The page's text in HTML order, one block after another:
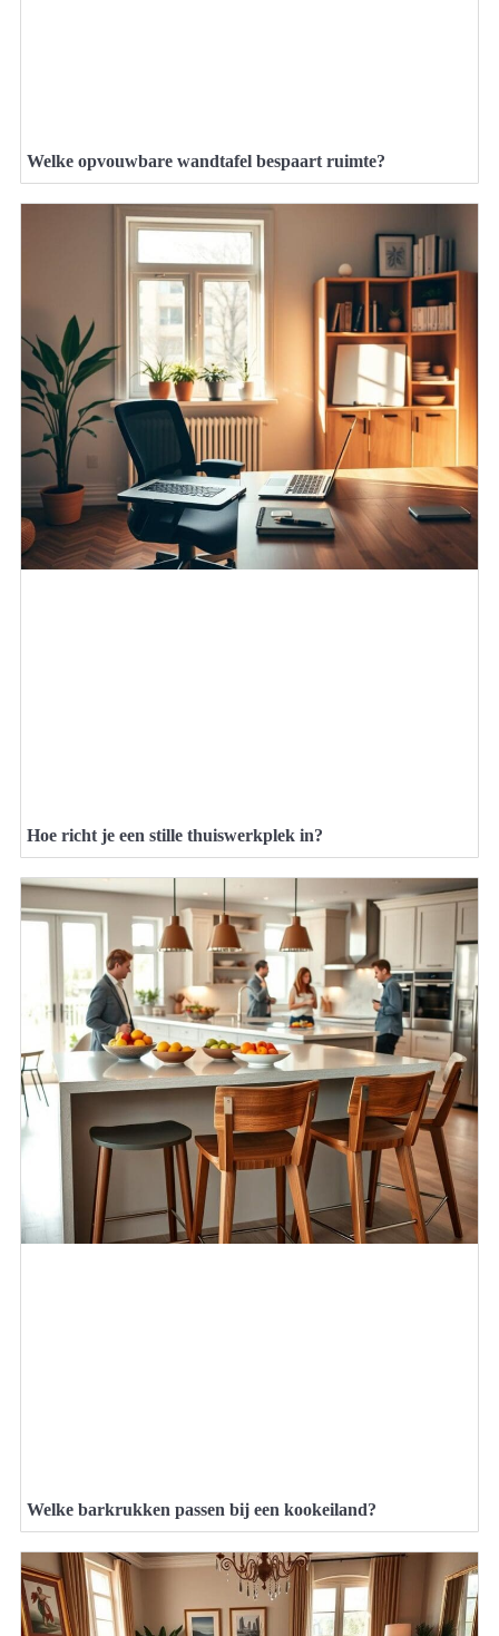
Welke opvouwbare wandtafel bespaart ruimte?
Hoe richt je een stille thuiswerkplek in?
Welke barkrukken passen bij een kookeiland?